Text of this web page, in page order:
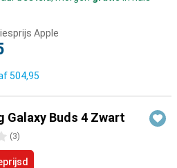
Apple
504,95
Galaxy Buds 4 Zwart
(3)